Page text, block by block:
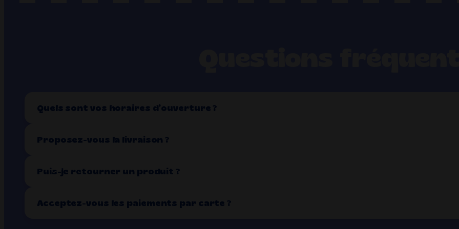
Quels sont vos horaires d’ouverture ?
Proposez-vous la livraison ?
Puis-je retourner un produit ?
Acceptez-vous les paiements par carte ?